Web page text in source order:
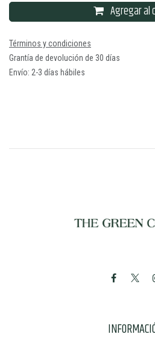
Agregar al
Términos y condiciones
Grantía de devolución de 30 días
Envío: 2-3 días hábiles